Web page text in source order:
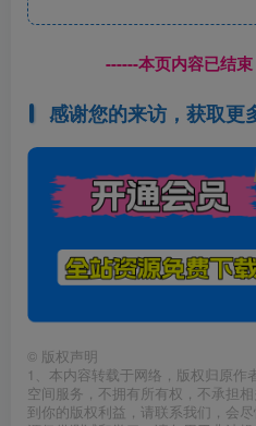
------本页内容已结
感谢您的来访，获取更
© 版权声明
1、本内容转载于网络，版权归原
空间服务，不拥有所有权，不承担
到你的版权利益，请联系我们，会